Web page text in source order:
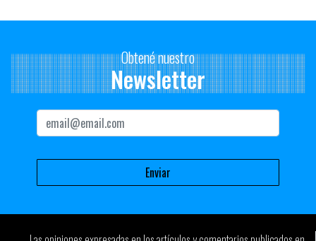
Obtené nuestro
Newsletter